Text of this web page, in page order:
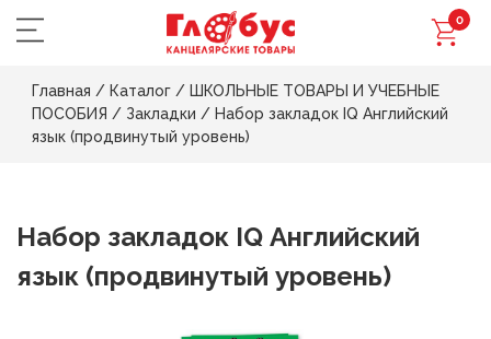
0
Главная / Каталог / ШКОЛЬНЫЕ ТОВАРЫ И УЧЕБНЫЕ
ПОСОБИЯ / Закладки / Набор закладок IQ Английский
язык (продвинутый уровень)
Набор закладок IQ Английский
язык (продвинутый уровень)